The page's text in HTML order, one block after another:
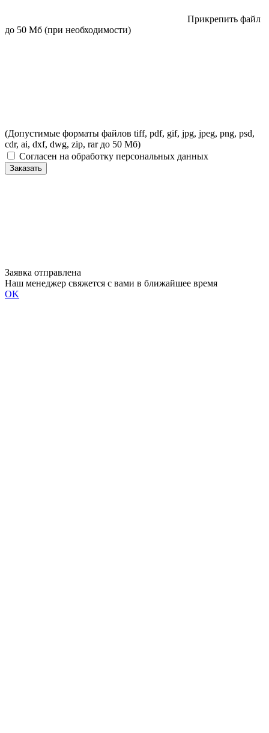
Прикрепить файл
до 50 Мб (при необходимости)
(Допустимые форматы файлов tiff, pdf, gif, jpg, jpeg, png, psd,
cdr, ai, dxf, dwg, zip, rar до 50 Мб)
Согласен на обработку персональных данных
Заказать
Заявка отправлена
Наш менеджер свяжется с вами в ближайшее время
OK